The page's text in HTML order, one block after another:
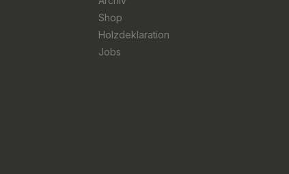
Shop
Holzdeklaration
Jobs